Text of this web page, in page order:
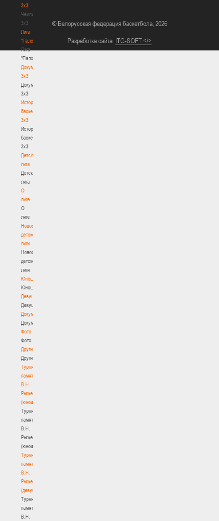
3х3
Чемпионат
3х3
Лига
"Палова"
Лига
"Палова"
Документы
3х3
Документы
3х3
История
баскетбола
3х3
История
баскетбола
3х3
Детская
лига
Детская
лига
О
лиге
О
лиге
Новости
детской
лиги
Новости
детской
лиги
Юноши
Юноши
Девушки
Девушки
Документы
Документы
Фото
Фото
Другие
Другие
Турнир
памяти
В.Н.
Рыженкова
(юноши)
Турнир
памяти
В.Н.
Рыженкова
(юноши)
Турнир
памяти
В.Н.
Рыженкова
(девушки)
Турнир
памяти
В.Н.
© Белорусская федерация баскетбола, 2026
Разработка сайта ITG-SOFT </>